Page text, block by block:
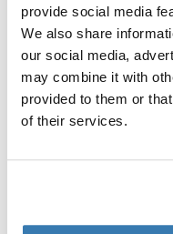
provide social media
We also share
our social media,
may combine it with
provided to them or
of their services.
de fijación integrados,
de portaequipajes de